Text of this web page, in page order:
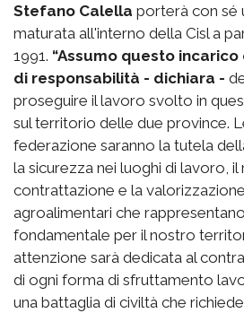
Stefano Calella porterà con sé
maturata all'interno della Cisl a
1991. “Assumo questo
di responsabilità - dichiara -
proseguire il lavoro svolto in
sul territorio delle due province.
federazione saranno la tutela
la sicurezza nei luoghi di lavoro,
contrattazione e la
agroalimentari che
fondamentale per il nostro
attenzione sarà dedicata al
di ogni forma di sfruttamento
una battaglia di civiltà che